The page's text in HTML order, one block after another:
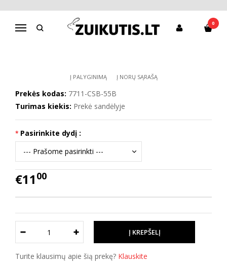
Navigacija
0
Pagrindinis Batai berniukui CANVAS Batai 21-26 d. CSB-55B
BATAI 21-26 D. CSB-55B
Į PALYGINIMĄ Į NORŲ SĄRAŠĄ
Prekės kodas: 7711-CSB-55B
Turimas kiekis: Prekė sandėlyje
Pasirinkite dydį :
€11 00
Turite klausimų apie šią prekę? Klauskite